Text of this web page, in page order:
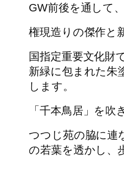
GW前後を通して
権現造りの傑作と
国指定重要文化財
新緑に包まれた朱
します。
「千本鳥居」を吹
つつじ苑の脇に連
の若葉を透かし、